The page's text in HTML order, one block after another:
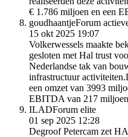
€ 1.786 miljoen en een
goudhaantjeForum
15 okt 2025 19:07
Volkerwessels maakte
gesloten met Hal trust
Nederlandse tak van
infrastructuur
een omzet van 3993
EBITDA van 217
ILADForum elite
01 sep 2025 12:28
Degroof Petercam zet